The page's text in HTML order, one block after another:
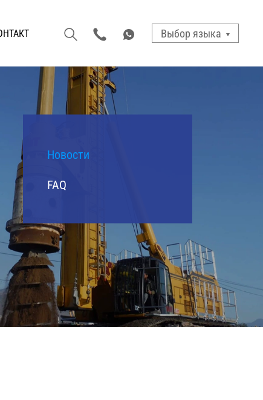
Выбор языка
Новости
FAQ